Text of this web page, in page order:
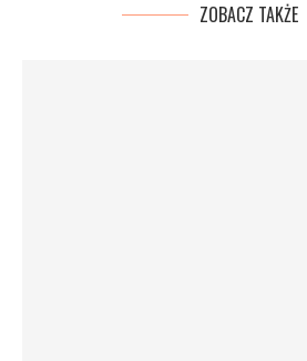
ZOBACZ TAKŻE